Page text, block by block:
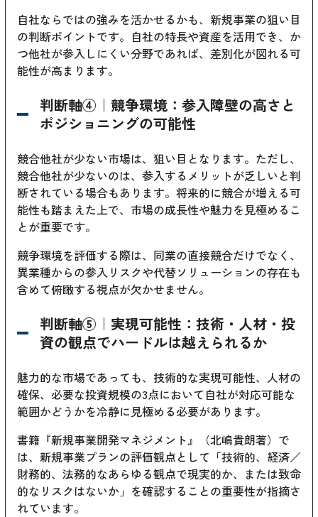
自社ならではの強みを活かせるかも、新規事業の狙い目
の判断ポイントです。自社の特長や資産を活用でき、か
つ他社が参入しにくい分野であれば、差別化が図れる可
能性が高まります。
判断軸④｜競争環境：参入障壁の高さと
ポジショニングの可能性
競合他社が少ない市場は、狙い目となります。ただし、
競合他社が少ないのは、参入するメリットが乏しいと判
断されている場合もあります。将来的に競合が増える可
能性も踏まえた上で、市場の成長性や魅力を見極めるこ
とが重要です。
競争環境を評価する際は、同業の直接競合だけでなく、
異業種からの参入リスクや代替ソリューションの存在も
含めて俯瞰する視点が欠かせません。
判断軸⑤｜実現可能性：技術・人材・投
資の観点でハードルは越えられるか
魅力的な市場であっても、技術的な実現可能性、人材の
確保、必要な投資規模の3点において自社が対応可能な
範囲かどうかを冷静に見極める必要があります。
書籍『新規事業開発マネジメント』（北嶋貴朗著）で
は、新規事業プランの評価観点として「技術的、経済／
財務的、法務的なあらゆる観点で現実的か、または致命
的なリスクはないか」を確認することの重要性が指摘さ
れています。